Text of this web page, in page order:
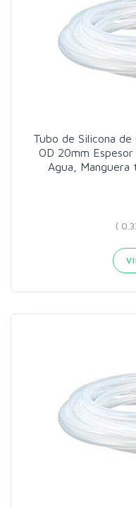
Tubo de Silicona
OD 20mm
Agua, Manguera
(